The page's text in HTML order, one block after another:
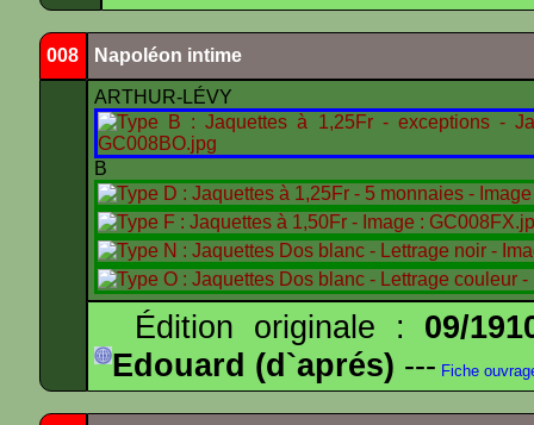
008 Napoléon intime
ARTHUR-LÉVY
B
Édition originale : 09/
Edouard (d`aprés) --- Fiche